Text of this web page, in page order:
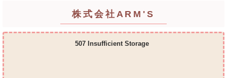
株式会社ARM'S
507 Insufficient Storage